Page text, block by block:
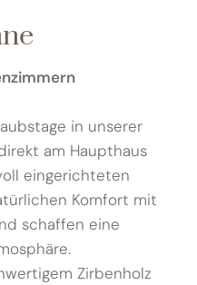
in unserer
am Haupthaus
eingerichteten
Komfort mit
schaffen eine
Zirbenholz